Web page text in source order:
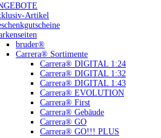
Artikel
bruder®
Carrera® Sortimente
Carrera® DIGITAL 1:24
Carrera® DIGITAL 1:32
Carrera® DIGITAL 1:43
Carrera® EVOLUTION
Carrera® First
Carrera® Gebäude
Carrera® GO
Carrera® GO!!! PLUS